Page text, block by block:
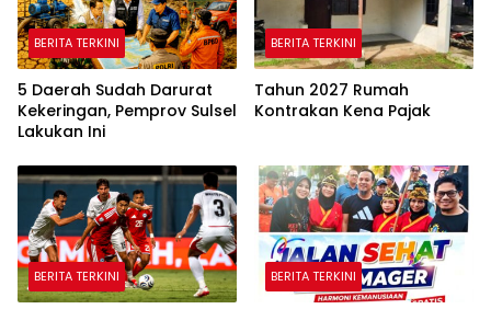
BERITA TERKINI
5 Daerah Sudah Darurat
Kekeringan, Pemprov Sulsel
Lakukan Ini
BERITA TERKINI
Tahun 2027 Rumah
Kontrakan Kena Pajak
BERITA TERKINI BERITA TERKINI